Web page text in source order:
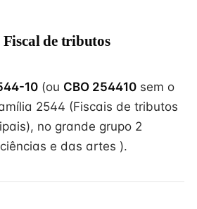
de tributos
10 (ou CBO 254410 sem o
2544 (Fiscais de tributos
no grande grupo 2
e das artes ).